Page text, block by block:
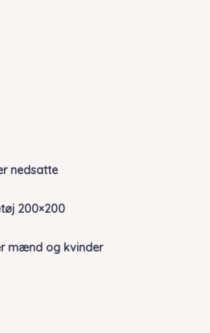
nedsatte
200×200
mænd og kvinder